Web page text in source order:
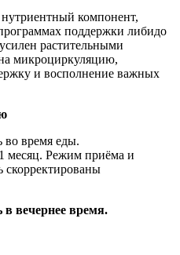
компонент,
поддержки либидо
растительными
микроциркуляцию,
и восполнение важных
во время еды.
месяц. Режим приёма и
скорректированы
вечернее время.